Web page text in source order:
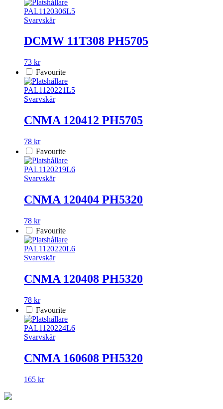
PAL1120306L5
Svarvskär
DCMW 11T308 PH5705
73 kr
Favourite
PAL1120221L5
Svarvskär
CNMA 120412 PH5705
78 kr
Favourite
PAL1120219L6
Svarvskär
CNMA 120404 PH5320
78 kr
Favourite
PAL1120220L6
Svarvskär
CNMA 120408 PH5320
78 kr
Favourite
PAL1120224L6
Svarvskär
CNMA 160608 PH5320
165 kr